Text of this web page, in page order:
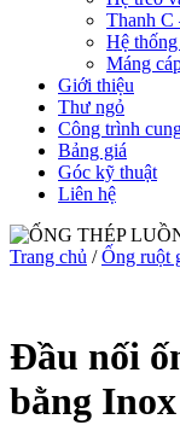
Thanh C
Hệ
Máng
Giới thiệu
Thư ngỏ
Công trình
Bảng giá
Góc kỹ thuật
Liên hệ
Trang chủ /Ống ruột
Đầu nối
bằng